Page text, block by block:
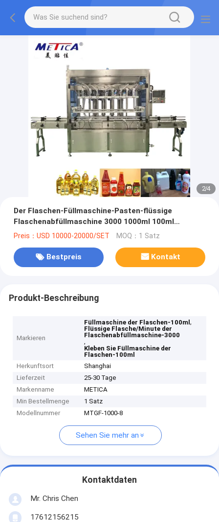
2/4
Der Flaschen-Füllmaschine-Pasten-flüssige
Flaschenabfüllmaschine 3000 1000ml 100ml
Flasche/Stunde
Preis：USD 10000-20000/SET MOQ：1 Satz
Bestpreis Kontakt
Produkt-Beschreibung
Markieren
Füllmaschine der Flaschen-100ml,
Flüssige Flasche/Minute der
Flaschenabfüllmaschine-3000
,
Kleben Sie Füllmaschine der
Flaschen-100ml
Herkunftsort
Shanghai
Lieferzeit
25-30 Tage
Markenname
METICA
Min Bestellmenge
1 Satz
Modellnummer
MTGF-1000-8
Sehen Sie mehr an
Kontaktdaten
Mr. Chris Chen
17612156215